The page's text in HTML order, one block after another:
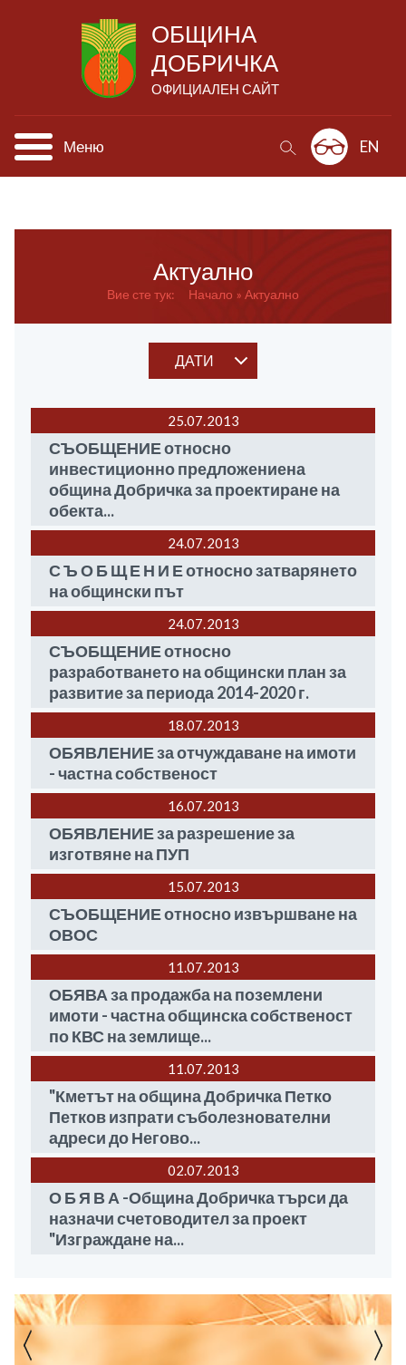
ОБЩИНА
ДОБРИЧКА
ОФИЦИАЛЕН САЙТ
Меню EN
Актуално
Вие сте тук: Начало Актуално
ДАТИ
25.07 2013
СЪОБЩЕНИЕ относно
инвестиционно предложениена
община Добричка за проектиране на
обекта...
24.07 2013
С Ъ О Б Щ Е Н И Е относно затварянето
на общински път
24.07 2013
СЪОБЩЕНИЕ относно
разработването на общински план за
развитие за периода 2014-2020 г.
18.07 2013
ОБЯВЛЕНИЕ за отчуждаване на имоти
- частна собственост
16.07 2013
ОБЯВЛЕНИЕ за разрешение за
изготвяне на ПУП
15.07 2013
СЪОБЩЕНИЕ относно извършване на
ОВОС
11.07 2013
ОБЯВА за продажба на поземлени
имоти - частна общинска собственост
по КВС на землище...
11.07 2013
"Кметът на община Добричка Петко
Петков изпрати съболезнователни
адреси до Негово...
02.07 2013
О Б Я В А -Община Добричка търси да
назначи счетоводител за проект
"Изграждане на...